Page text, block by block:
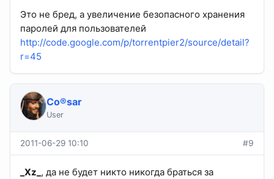
Это не бред, а увеличение безопасного хранения
паролей для пользователей
http://code.google.com/p/torrentpier2/source/detail?
r=45
Co®sar
User
2011-06-29 10:10 #9
_Xz_ , да не будет никто никогда браться за